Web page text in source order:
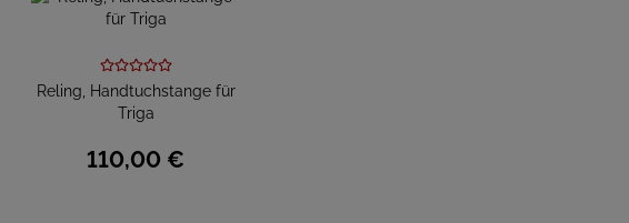
Reling, Handtuchstange für
Triga
110,00 €